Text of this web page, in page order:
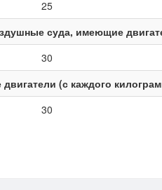
25
суда, имеющие
30
(с каждого
30